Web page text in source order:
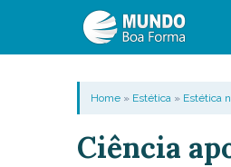
Home» Estética» Estética
Ciência